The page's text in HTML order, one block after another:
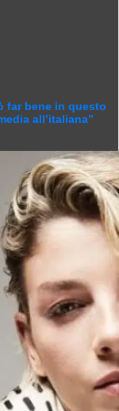
far bene in questo
all’italiana”